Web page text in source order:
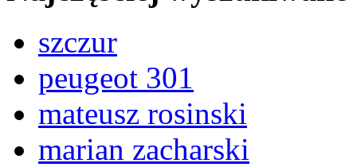
szczur
peugeot 301
mateusz rosinski
marian zacharski